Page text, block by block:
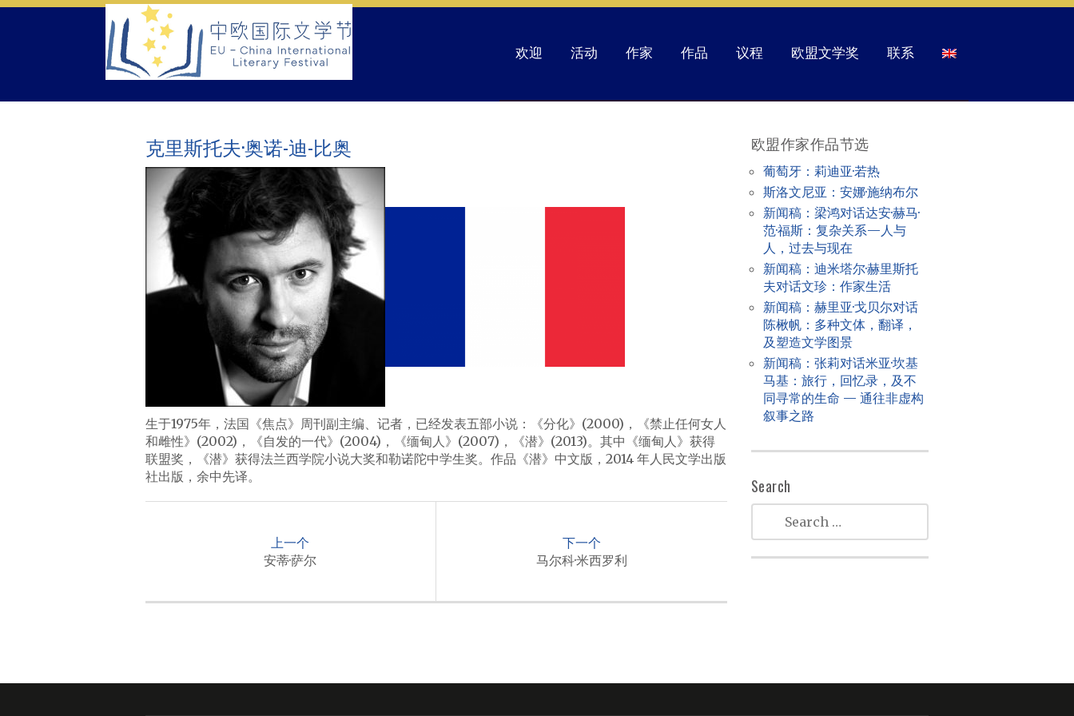
Skip
欢迎 活动 作家 作品 议程 欧盟文学奖 联系
克里斯托夫·奥诺-迪-比奥
生于1975年，法国《焦点》周刊副主编、记者，已经发表五部小说：《分化》(2000)，《禁止任何女人
和雌性》(2002)，《自发的一代》(2004)，《缅甸人》(2007)，《潜》(2013)。其中《缅甸人》获得
联盟奖，《潜》获得法兰西学院小说大奖和勒诺陀中学生奖。作品《潜》中文版，2014 年人民文学出版
社出版，余中先译。
i
上一个
安蒂·萨尔
下一个
马尔科·米西罗利
欧盟作家作品节选
葡萄牙：莉迪亚·若热
斯洛文尼亚：安娜·施纳布尔
新闻稿：梁鸿对话达安·赫马·
范·福斯：复杂关系—人与
人，过去与现在
新闻稿：迪米塔尔·赫里斯托
夫对话文珍：作家生活
新闻稿：赫里亚·戈贝尔对话
陈楸帆：多种文体，翻译，
及塑造文学图景
新闻稿：张莉对话米亚·坎基
马基：旅行，回忆录，及不
同寻常的生命 — 通往非虚构
叙事之路
Search